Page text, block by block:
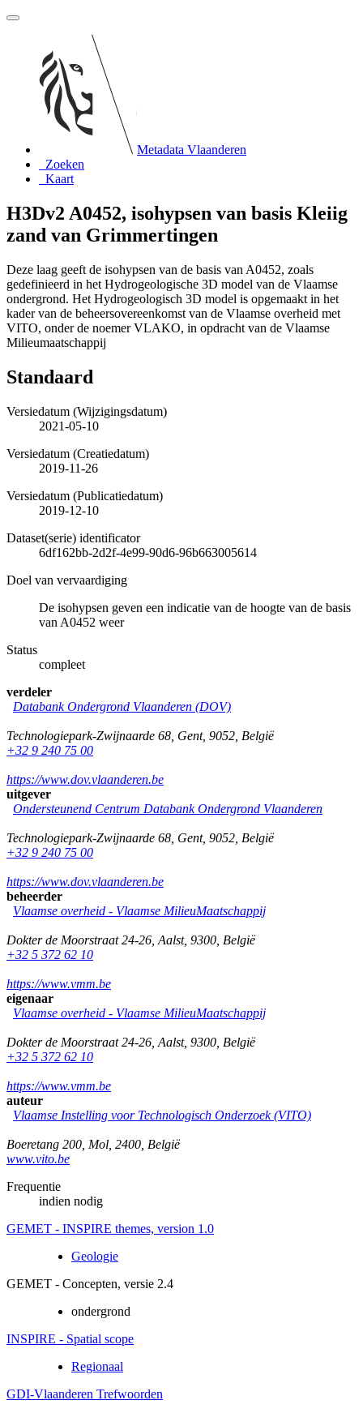
Metadata Vlaanderen
Zoeken
Kaart
H3Dv2 A0452, isohypsen van basis Kleiig
zand van Grimmertingen
Deze laag geeft de isohypsen van de basis van A0452, zoals
gedefinieerd in het Hydrogeologische 3D model van de Vlaamse
ondergrond. Het Hydrogeologisch 3D model is opgemaakt in het
kader van de beheersovereenkomst van de Vlaamse overheid met
VITO, onder de noemer VLAKO, in opdracht van de Vlaamse
Milieumaatschappij
Standaard
Versiedatum (Wijzigingsdatum)
2021-05-10
Versiedatum (Creatiedatum)
2019-11-26
Versiedatum (Publicatiedatum)
2019-12-10
Dataset(serie) identificator
6df162bb-2d2f-4e99-90d6-96b663005614
Doel van vervaardiging
De isohypsen geven een indicatie van de hoogte van de basis
van A0452 weer
Status
compleet
verdeler
Databank Ondergrond Vlaanderen (DOV)
Technologiepark-Zwijnaarde 68 Gent, 9052 België
+32 9 240 75 00
https://www.dov.vlaanderen.be
uitgever
Ondersteunend Centrum Databank Ondergrond Vlaanderen
Technologiepark-Zwijnaarde 68 Gent, 9052 België
+32 9 240 75 00
https://www.dov.vlaanderen.be
beheerder
Vlaamse overheid - Vlaamse MilieuMaatschappij
Dokter de Moorstraat 24-26 Aalst, 9300 België
+32 5 372 62 10
https://www.vmm.be
eigenaar
Vlaamse overheid - Vlaamse MilieuMaatschappij
Dokter de Moorstraat 24-26 Aalst, 9300 België
+32 5 372 62 10
https://www.vmm.be
auteur
Vlaamse Instelling voor Technologisch Onderzoek (VITO)
Boeretang 200 Mol 2400 België
www.vito.be
Frequentie
indien nodig
GEMET - INSPIRE themes, version 1.0
Geologie
GEMET - Concepten, versie 2.4
ondergrond
INSPIRE - Spatial scope
Regionaal
GDI-Vlaanderen Trefwoorden